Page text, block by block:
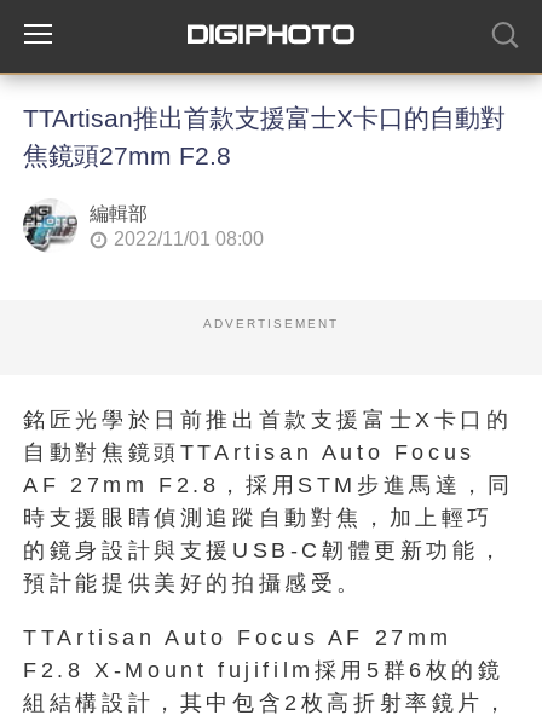
TTArtisan推出首款支援富士X卡口的自動對
焦鏡頭27mm F2.8
編輯部
2022/11/01 08:00
ADVERTISEMENT
銘匠光學於日前推出首款支援富士X卡口的
自動對焦鏡頭TTArtisan Auto Focus
AF 27mm F2.8，採用STM步進馬達，同
時支援眼睛偵測追蹤自動對焦，加上輕巧
的鏡身設計與支援USB-C韌體更新功能，
預計能提供美好的拍攝感受。
TTArtisan Auto Focus AF 27mm
F2.8 X-Mount fujifilm採用5群6枚的鏡
組結構設計，其中包含2枚高折射率鏡片，